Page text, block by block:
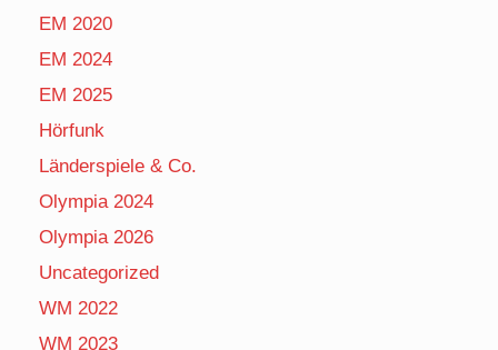
EM 2020
EM 2024
EM 2025
Hörfunk
Länderspiele & Co.
Olympia 2024
Olympia 2026
Uncategorized
WM 2022
WM 2023